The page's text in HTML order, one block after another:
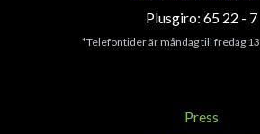
Plusgiro: 65 22 - 7
*Telefontider är måndag till fredag
Press